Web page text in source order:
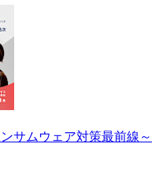
サムウェア対策最前線～